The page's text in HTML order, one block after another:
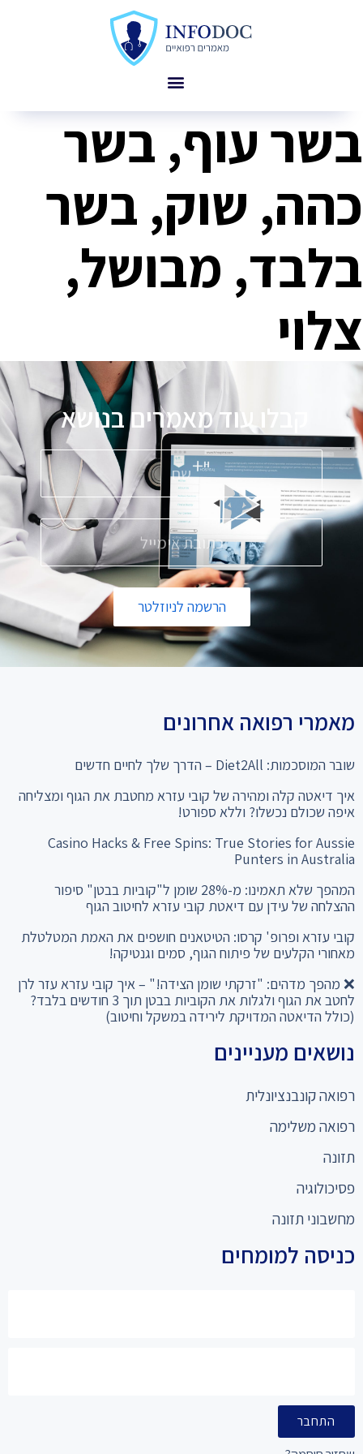
בשר עוף, בשר
כהה, שוק, בשר
בלבד, מבושל,
צלוי
קבלו עוד מאמרים בנושאפ
הרשמה לניוזלטר
מאמרי רפואה אחרונים
שובר המוסכמות: Diet2All – הדרך שלך לחיים חדשים
איך דיאטה קלה ומהירה של קובי עזרא מחטבת את הגוף ומצליחה
איפה שכולם נכשלו? וללא ספורט!
Casino Hacks & Free Spins: True Stories for Aussie
Punters in Australia
המהפך שלא תאמינו: מ-28% שומן ל"קוביות בבטן" סיפור
ההצלחה של עידן עם דיאטת קובי עזרא לחיטוב הגוף
קובי עזרא ופרופ' קרסו: הטיטאנים חושפים את האמת המטלטלת
מאחורי הקלעים של פיתוח הגוף, סמים וגנטיקה!
❌ מהפך מדהים: "זרקתי שומן הצידה!" – איך קובי עזרא עזר לרן
לחטב את הגוף ולגלות את הקוביות בבטן תוך 3 חודשים בלבד?
(כולל הדיאטה המדויקת לירידה במשקל וחיטוב)
נושאים מעניינים
רפואה קונבנציונלית
רפואה משלימה
תזונה
פסיכולוגיה
מחשבוני תזונה
כניסה למומחים
התחבר